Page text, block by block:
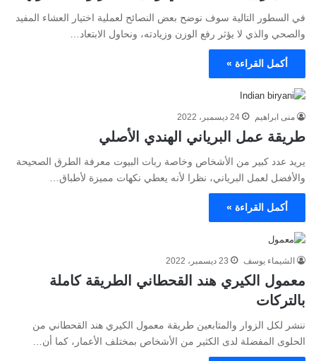
في السطور التالية سوف نوضح بعض النصائح لعملية اختيار العشاء المفيد
والصحي والذي لا يؤثر رفع الوزن وزيادته، ونحاول الابتعاد…
أكمل القراءة »
منى ابراهيم 24 ديسمبر، 2022
طريقة عمل البرياني الهندي الأصلي
يريد عدد كبير من الأشخاص وخاصة ربات البيوت معرفة الطرق الصحيحة
والأفضل لعمل البرياني، نظرا لأنه يعطي نكهات مميزة لأطباق…
أكمل القراءة »
الشيماء يوسف 23 ديسمبر، 2022
معمول الكيري هند القحطاني الطريقة كاملة
بالتركات
ننشر لكل الزوار والمتابعين طريقة معمول الكيري هند القحطاني من
الحلوى المفضلة لدى الكثير من الأشخاص بمختلف الأعمار، كما أن…